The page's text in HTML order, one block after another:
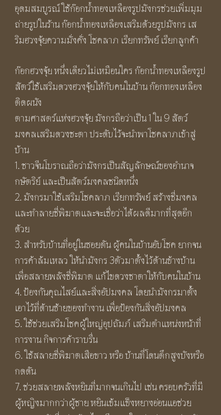
อุดมสมบูรณ์ ใช้ก๊อกน้ำทองเหลืองรูปมังกรช่วยเพิ่มมุม
ถ่ายรูปในร้าน ก๊อกน้ำทองเหลืองเสริมด้วยรูปมังกร เส
ริมฮวงจุ้ยความมั่งคั่ง โชคลาภ เรียกทรัพย์ เรียกลูกค้า
ก๊อกฮวงจุ้ย หนึ่งเดียวไม่เหมือนใคร ก๊อกน้ำทองเหลืองรูป
สัตว์ใช้เสริมดวงฮวงจุ้ยให้กับคนในบ้าน ก๊อกทองเหลือง
ติดผนัง
ตามศาสตร์แห่งฮวงจุ้ย มังกรถือว่าเป็น 1 ใน 9 สัตว์
มงคลเสริมดวงชะตา ประดับไว้จะนำพาโชคลาภเข้าสู่
บ้าน
1. ชาวจีนโบราณถือว่ามังกรเป็นสัญลักษณ์ของอำนาจ
กษัตริย์ และเป็นสัตว์มงคลชนิดหนึ่ง
2. มังกรมาใช้เสริมโชคลาภ เรียกทรัพย์ สร้างชี่มงคล
และทำลายชี่พิฆาตและจะเชื่อว่าได้ผลดีมากที่สุดอีก
ด้วย
3. สำหรับบ้านที่อยู่ในซอยตัน ผู้คนในบ้านอับโชค ยากจน
การค้าล้มเหลว ให้นำมังกร 3ตัวมาตั้งไว้ด้านข้างบ้าน
เพื่อสลายพลังชี่พิฆาต แก้ไขดวงชาตาให้กับคนในบ้าน
4. ป้องกันคุณไสย์และสิ่งอัปมงคล โดยนำมังกรมาตั้ง
เอาไว้ที่ด้านซ้ายของทำงาน เพื่อป้องกันสิ่งอัปมงคล
5. ใช้ช่วยเสริมโชคผู้ใหญ่อุปถัมภ์ เสริมตำแหน่งหน้าที่
การงาน กิจการค้าราบรื่น
6. ใช้สลายชี่พิฆาตเสือขาว หรือ บ้านที่โดนตึกสูงบังหรือ
กดดัน
7. ช่วยสลายพลังหยินที่มากจนเกินไป เช่น ครอบครัวที่มี
ผู้หญิงมากกว่าผู้ชาย หยินเข้มแข็งหยางอ่อนแอช่วย